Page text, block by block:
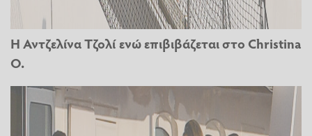
Η Αντζελίνα Τζολί ενώ επιβιβάζεται στο Christina
O.